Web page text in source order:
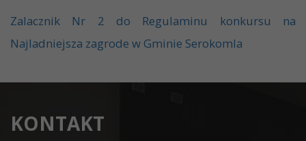
Zalacznik Nr 2 do Regulaminu konkursu na
Najladniejsza zagrode w Gminie Serokomla
KONTAKT